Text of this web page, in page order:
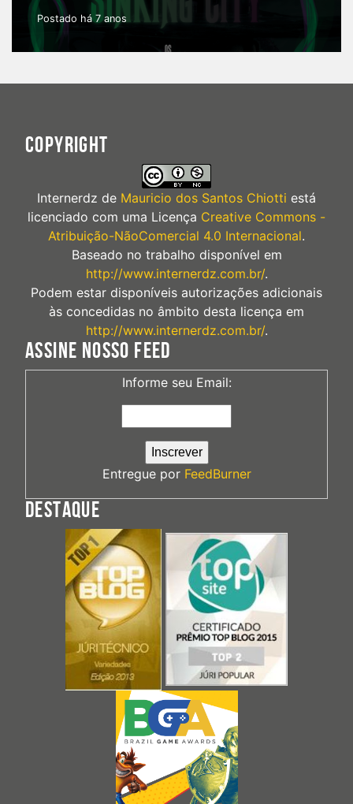
Postado há 7 anos
COPYRIGHT
Internerdz de Mauricio dos Santos Chiotti está
licenciado com uma Licença Creative Commons -
Atribuição-NãoComercial 4.0 Internacional.
Baseado no trabalho disponível em
http://www.internerdz.com.br/.
Podem estar disponíveis autorizações adicionais
às concedidas no âmbito desta licença em
http://www.internerdz.com.br/.
ASSINE NOSSO FEED
Informe seu Email:
Entregue por FeedBurner
DESTAQUE